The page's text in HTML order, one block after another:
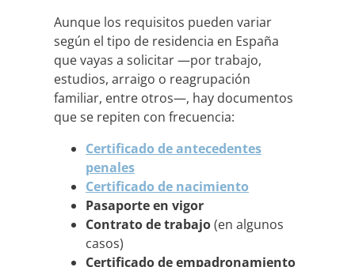
Aunque los requisitos pueden variar
según el tipo de residencia en España
que vayas a solicitar —por trabajo,
estudios, arraigo o reagrupación
familiar, entre otros—, hay documentos
que se repiten con frecuencia:
Certificado de antecedentes
penales
Certificado de nacimiento
Pasaporte en vigor
Contrato de trabajo(en algunos
casos)
Certificado de empadronamiento